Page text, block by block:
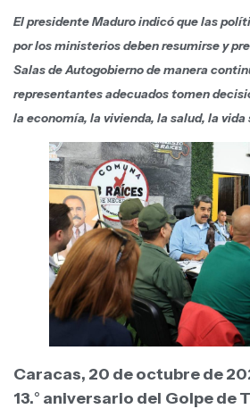
El presidente Maduro indicó que las
por los ministerios deben resumirse y
Salas de Autogobierno de manera
representantes adecuados tomen
la economía, la vivienda, la salud, la
Caracas, 20 de octubre de
13.° aniversario del Golpe de